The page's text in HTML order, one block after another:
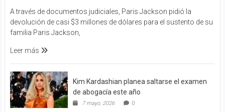
A través de documentos judiciales, Paris Jackson pidió la
devolución de casi $3 millones de dólares para el sustento de su
familia Paris Jackson,
Leer más
Kim Kardashian planea saltarse el examen
de abogacía este año
7 mayo, 2026 0